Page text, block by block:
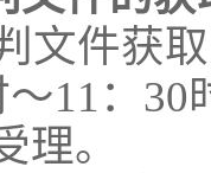
文件获
～11：
理。